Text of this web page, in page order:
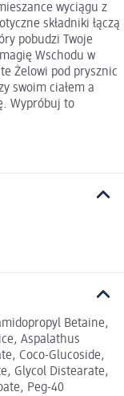
wyciągu z
składniki łączą
pobudzi Twoje
Wschodu w
Żelowi pod prysznic
swoim ciałem a
Wypróbuj to
Betaine,
Aspalathus
Coco-Glucoside,
Glycol Distearate,
Peg-40